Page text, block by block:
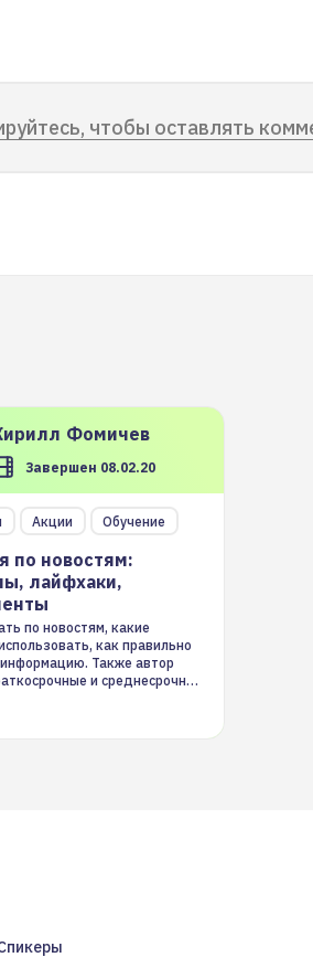
чтобы оставлять
Фомичев
Завершен 08.02.20
Акции Обучение
по новостям:
лайфхаки,
по новостям, какие
как правильно
Также автор
и среднесрочные